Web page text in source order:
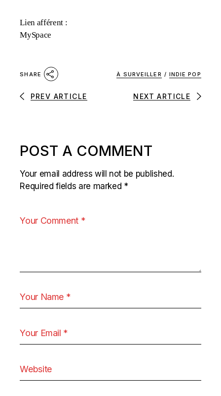
Lien afférent :
MySpace
SHARE À SURVEILLER / INDIE POP
PREV ARTICLE NEXT ARTICLE
POST A COMMENT
Your email address will not be published.
Required fields are marked *